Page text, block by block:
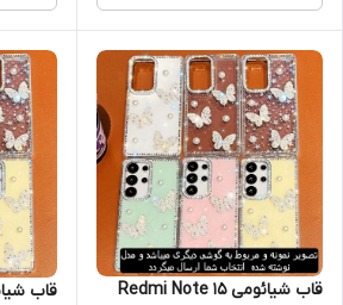
قاب شیائومی Redmi Note 15